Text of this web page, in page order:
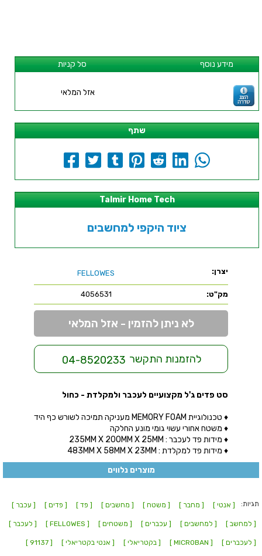
סל קניות מידע נוסף
אזל המלאי
שתף
Talmir Home Tech
ציוד היקפי למחשבים
יצרן: FELLOWES
מק"ט: 4056531
לא ניתן להזמין - אזל המלאי
להזמנות התקשר 04-8520233
סט פדים ג'ל מקצועיים לעכבר ולמקלדת - כחול
♦ טכנולוגיית MEMORY FOAM מעניקה תמיכה לשורש כף היד
♦ משטח אחורי עשוי גומי מונע החלקה
♦ מידות פד לעכבר : 235MM X 200MM X 25MM
♦ מידות פד למקלדת : 483MM X 58MM X 23MM
מוצרים נלווים
תגיות: [ אנטי ] [ מחבר ] [ משטח ] [ מחשבים ] [ פד ] [ פדים ] [ עכבר ]
[ למחשב ] [ למחשבים ] [ עכברים ] [ משטחים ] [ FELLOWES ] [ לעכבר ]
[ לעכברים ] [ MICROBAN ] [ בקטריאלי ] [ אנטי בקטריאלי ] [ 91137 ]